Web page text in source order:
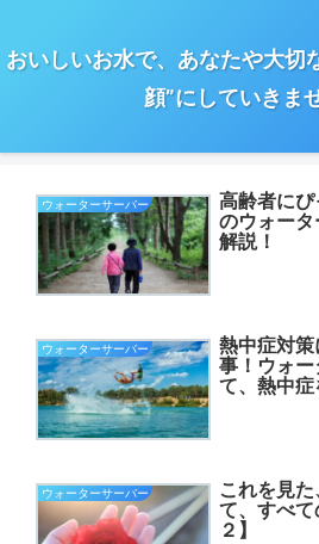
おいしいお水で、あなたや大切
顔”にしていきま
ウォーターサーバー
高齢者に
のウォー
解説！
ウォーターサーバー
熱中症対
事！ウォ
て、熱中症
ウォーターサーバー
これを見
て、すべ
２】